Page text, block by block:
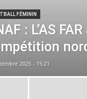
FÉMININ
: L’AS
2025 - 15:21